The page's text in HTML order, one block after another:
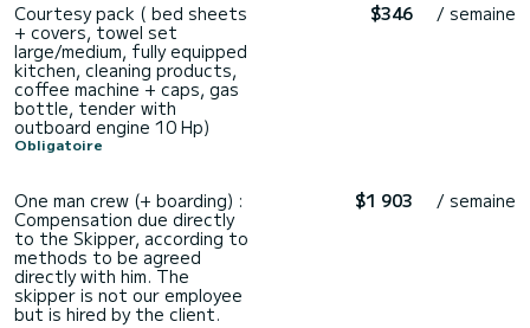
Courtesy pack ( bed sheets
+ covers, towel set
large/medium, fully equipped
kitchen, cleaning products,
coffee machine + caps, gas
bottle, tender with
outboard engine 10 Hp)
Obligatoire
$346 / semaine
One man crew (+ boarding) :
Compensation due directly
to the Skipper, according to
methods to be agreed
directly with him. The
skipper is not our employee
but is hired by the client.
$1 903 / semaine